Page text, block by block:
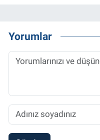
Yorumlar